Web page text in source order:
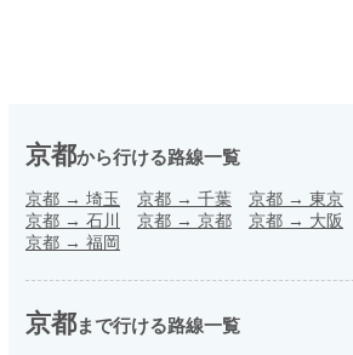
京都から行ける路線一覧
京都 → 埼玉 京都 → 千葉 京都 → 東京
京都 → 石川 京都 → 京都 京都 → 大阪
京都 → 福岡
京都まで行ける路線一覧